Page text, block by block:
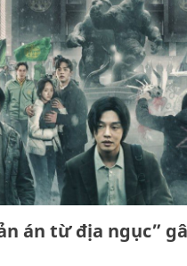
án từ địa ngục”